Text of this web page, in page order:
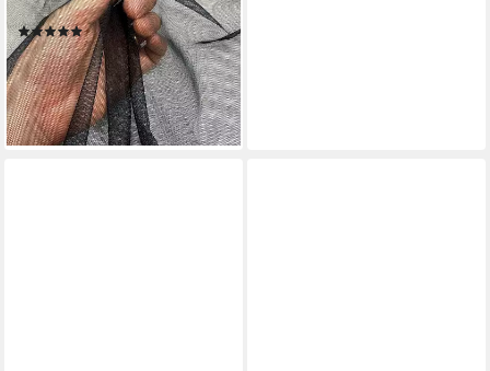
Soft Tüll Meterware
(1)
3,90 €
(3,90 €/ 1 m)
lieferbar - in 2-3 Werktagen bei dir
+17